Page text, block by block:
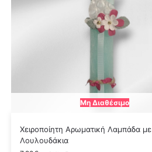
Μη Διαθέσιμο
Χειροποίητη Αρωματική Λαμπάδα με
Λουλουδάκια